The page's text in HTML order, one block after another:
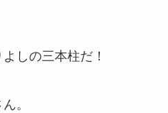
しの三本柱だ！
。